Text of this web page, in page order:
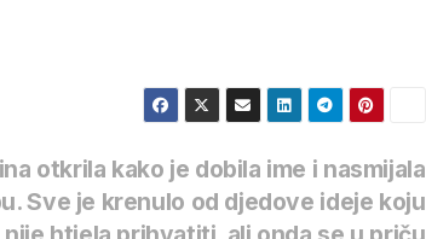
otkrila kako je dobila ime i nasmijala
Sve je krenulo od djedove ideje koju